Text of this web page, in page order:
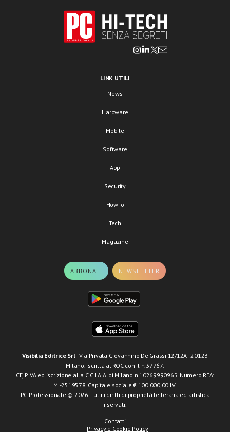
LINK UTILI
News
Hardware
Mobile
Software
App
Security
HowTo
Tech
Magazine
ABBONATI NEWSLETTER
Visibilia Editrice Srl- Via Privata Giovannino De Grassi 12/12A - 20123
Milano. Iscritta al ROC con il n.37767.
CF, P.IVA ed iscrizione alla C.C.I.A.A. di Milano n.10269990965. Numero REA:
MI-2519578. Capitale sociale € 100.000,00 I.V.
PC Professionale © 2026. Tutti i diritti di proprietà letteraria ed artistica
riservati.
Contatti
Privacy e Cookie Policy